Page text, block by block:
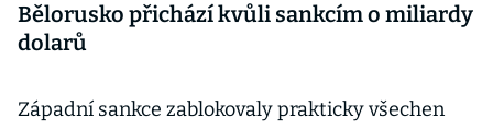
Bělorusko přichází kvůli sankcím o miliardy
dolarů
Západní sankce zablokovaly prakticky všechen